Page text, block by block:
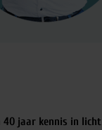
40 jaar kennis in licht